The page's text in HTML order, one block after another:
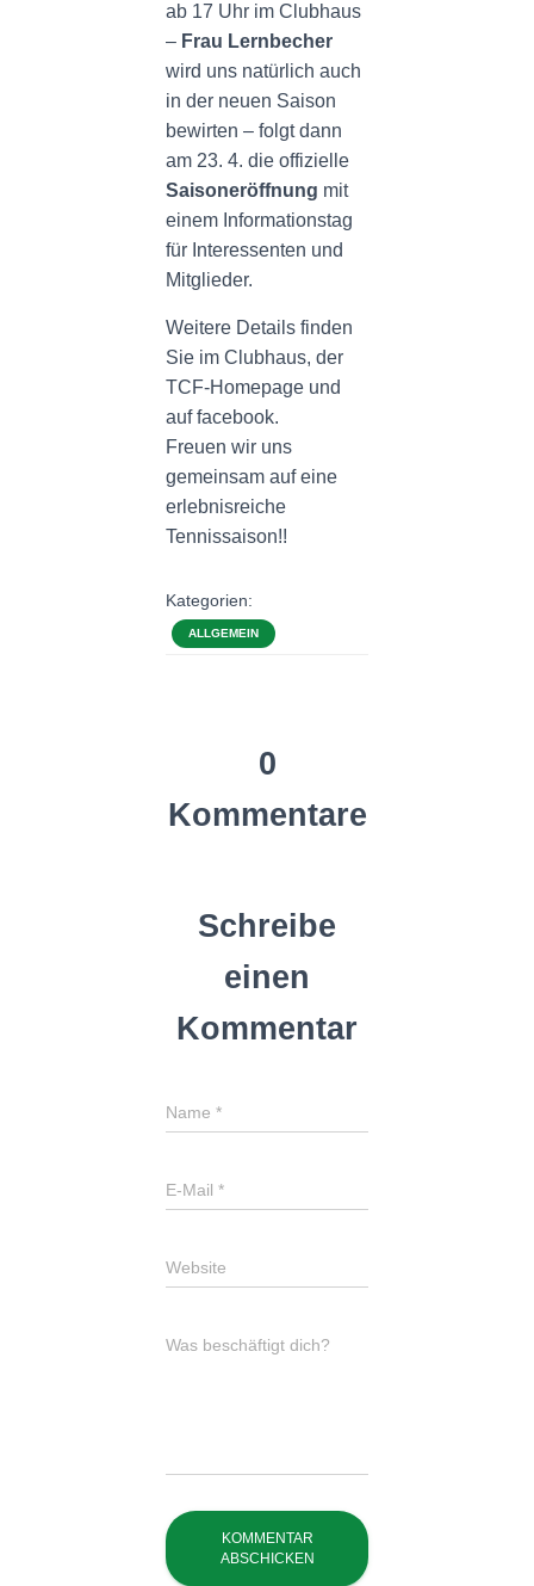
ab 17 Uhr im Clubhaus
– Frau Lernbecher
wird uns natürlich auch
in der neuen Saison
bewirten – folgt dann
am 23. 4. die offizielle
Saisoneröffnung mit
einem Informationstag
für Interessenten und
Mitglieder.
Weitere Details finden
Sie im Clubhaus, der
TCF-Homepage und
auf facebook.
Freuen wir uns
gemeinsam auf eine
erlebnisreiche
Tennissaison!!
Kategorien:
ALLGEMEIN
0
Kommentare
Schreibe
einen
Kommentar
Name *
E-Mail *
Website
Was beschäftigt dich?